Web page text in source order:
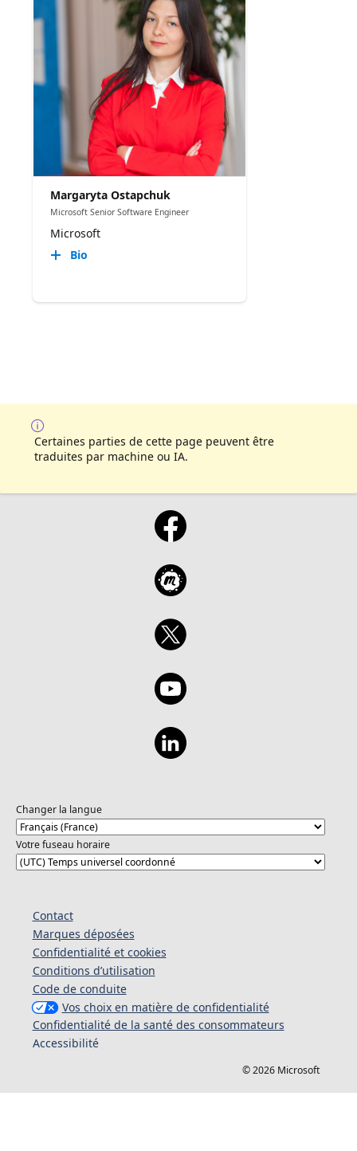
Margaryta Ostapchuk
Microsoft Senior Software Engineer
Microsoft
Bio
Certaines parties de cette page peuvent être
traduites par machine ou IA.
Changer la langue
Votre fuseau horaire
Contact
Marques déposées
Confidentialité et cookies
Conditions d’utilisation
Code de conduite
Vos choix en matière de confidentialité
Confidentialité de la santé des consommateurs
Accessibilité
© 2026 Microsoft